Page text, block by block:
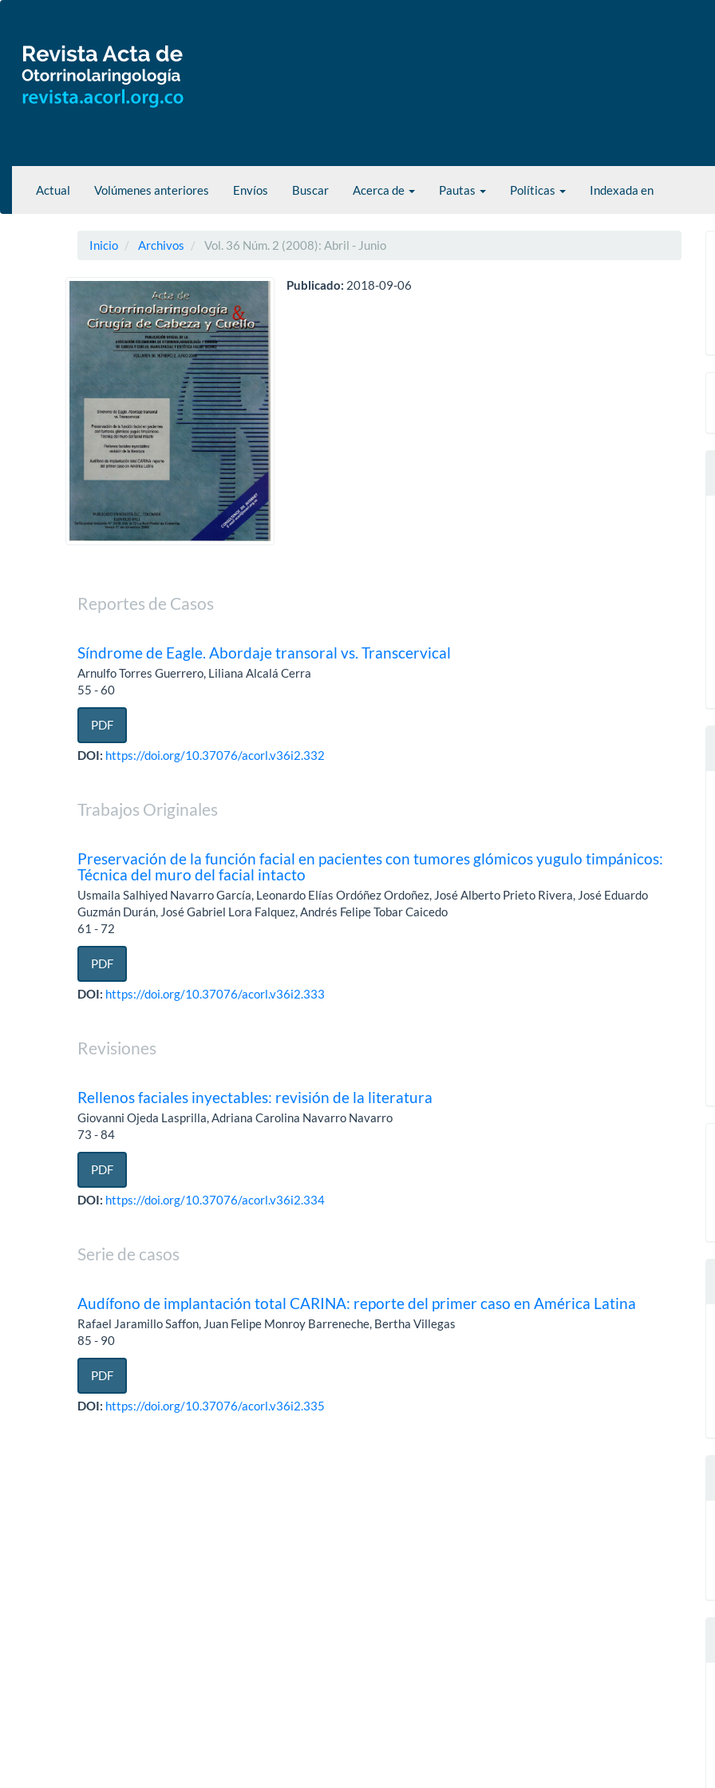
principal
Barra
lateral
Actual Volúmenes anteriores Envíos Buscar Acerca de Pautas Políticas Indexada en
Inicio Archivos Vol. 36 Núm. 2 (2008): Abril - Junio
Publicado: 2018-09-06
Reportes de Casos
Síndrome de Eagle. Abordaje transoral vs. Transcervical
Arnulfo Torres Guerrero, Liliana Alcalá Cerra
55 - 60
PDF
DOI: https://doi.org/10.37076/acorl.v36i2.332
Trabajos Originales
Preservación de la función facial en pacientes con tumores glómicos yugulo timpánicos:
Técnica del muro del facial intacto
Usmaila Salhiyed Navarro García, Leonardo Elías Ordóñez Ordoñez, José Alberto Prieto Rivera, José Eduardo
Guzmán Durán, José Gabriel Lora Falquez, Andrés Felipe Tobar Caicedo
61 - 72
PDF
DOI: https://doi.org/10.37076/acorl.v36i2.333
Revisiones
Rellenos faciales inyectables: revisión de la literatura
Giovanni Ojeda Lasprilla, Adriana Carolina Navarro Navarro
73 - 84
PDF
DOI: https://doi.org/10.37076/acorl.v36i2.334
Serie de casos
Audífono de implantación total CARINA: reporte del primer caso en América Latina
Rafael Jaramillo Saffon, Juan Felipe Monroy Barreneche, Bertha Villegas
85 - 90
PDF
DOI: https://doi.org/10.37076/acorl.v36i2.335